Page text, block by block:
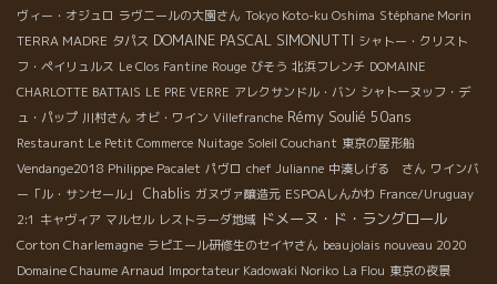
ヴィー・オジュロ ラヴニールの大園さん Tokyo Koto-ku Oshima Stéphane Morin
TERRA MADRE タパス DOMAINE PASCAL SIMONUTTI シャトー・クリスト
フ・ペイリュルス Le Clos Fantine Rouge びそう 北浜フレンチ DOMAINE
CHARLOTTE BATTAIS LE PRE VERRE アレクサンドル・バン シャトーヌッフ・デ
ュ・パップ 川村さん オビ・ワイン Villefranche Rémy Soulié 50ans
Restaurant Le Petit Commerce Nuitage Soleil Couchant 東京の屋形船
Vendange2018 Philippe Pacalet パヴロ chef Julianne 中湊しげる さん ワインバ
ー「ル・サンセール」
Chablis ガヌヴァ醸造元 ESPOAしんかわ France/Uruguay
2:1 キャヴィア マルセル レストラーダ地域 ドメーヌ・ド・ラングロール
Corton Charlemagne ラピエール研修生のセイヤさん beaujolais nouveau 2020
Domaine Chaume Arnaud Importateur Kadowaki Noriko La Flou 東京の夜景